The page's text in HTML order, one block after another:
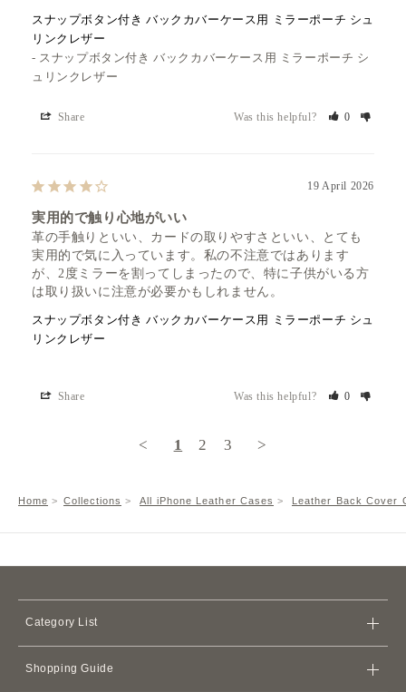
スナップボタン付き バックカバーケース用 ミラーポーチ シュ
リンクレザー
スナップボタン付き バックカバーケース用 ミラーポーチ シ
ュリンクレザー
Share Was this helpful? 0
19 April 2026
実用的で触り心地がいい
革の手触りといい、カードの取りやすさといい、とても
実用的で気に入っています。私の不注意ではあります
が、2度ミラーを割ってしまったので、特に子供がいる方
は取り扱いに注意が必要かもしれません。
スナップボタン付き バックカバーケース用 ミラーポーチ シュ
リンクレザー
Share Was this helpful? 0
< 1 2 3 >
Home Collections All iPhone Leather Cases Leather Back Cover
Category List
Shopping Guide